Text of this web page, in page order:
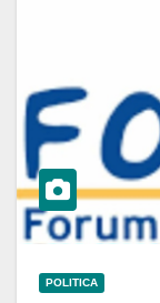
POLITICA